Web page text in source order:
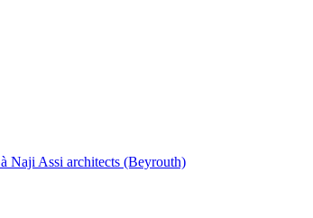
Naji Assi architects (Beyrouth)